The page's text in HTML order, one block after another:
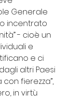
Generale
incentrato
- cioè un
e
e ci
altri Paesi
fierezza”,
in virtù